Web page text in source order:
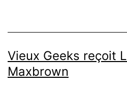
Vieux Geeks reçoit
Maxbrown